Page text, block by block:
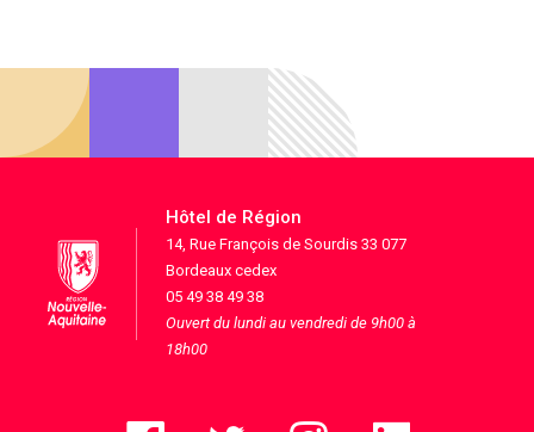
Hôtel de Région
14, Rue François de Sourdis 33 077
Bordeaux cedex
05 49 38 49 38
Ouvert du lundi au vendredi de 9h00 à
18h00